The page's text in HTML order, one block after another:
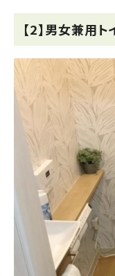
【2】男女兼用